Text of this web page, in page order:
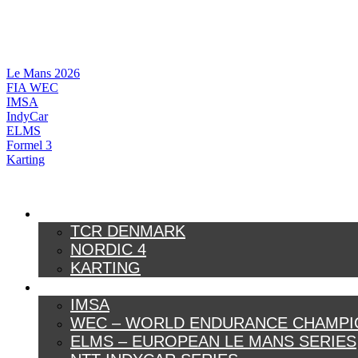
Le Mans 2026
FIA WEC
IMSA
IndyCar
ELMS
Formel 3
Karting
TCR DENMARK
NORDIC 4
KARTING
IMSA
WEC – WORLD ENDURANCE
ELMS – EUROPEAN LE MANS SERIES